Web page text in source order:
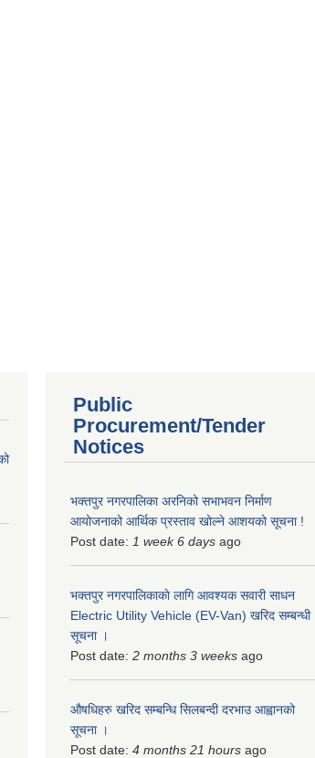
Public
Procurement/Tender
Notices
भक्तपुर नगरपालिका अरनिको सभाभवन निर्माण
आयोजनाको आर्थिक प्रस्ताव खोल्ने आशयको सूचना !
Post date: 1 week 6 days ago
भक्तपुर नगरपालिकाकाे लागि आवश्यक सवारी साधन
Electric Utility Vehicle (EV-Van) खरिद सम्बन्धी
सूचना ।
Post date: 2 months 3 weeks ago
औषधिहरु खरिद सम्बन्धि सिलबन्दी दरभाउ आह्वानको
सूचना ।
Post date: 4 months 21 hours ago